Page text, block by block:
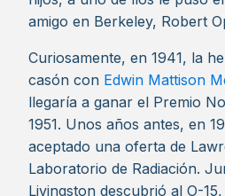
amigo en Berkeley, Robert
Curiosamente, en 1941, la
casón con Edwin Mattison
llegaría a ganar el Premio
1951. Unos años antes, en
aceptado una oferta de
Laboratorio de Radiación.
Livingston descubrió al O-